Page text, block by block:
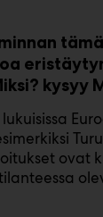
kysyy
ovat